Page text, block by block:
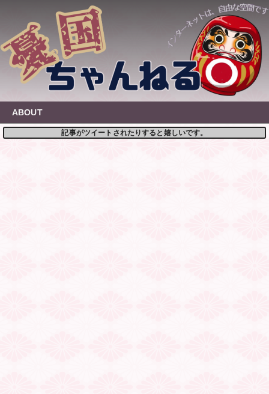
content
ABOUT
記事がツイートされたりすると嬉しいです。